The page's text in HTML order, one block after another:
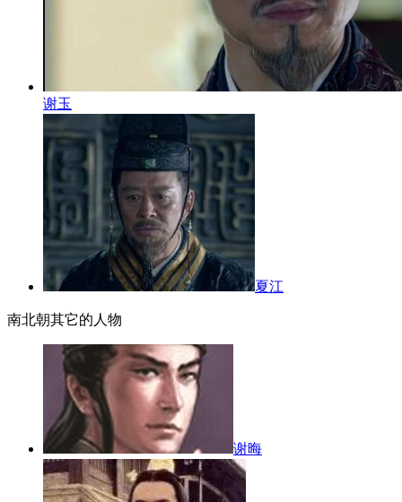
谢玉
夏江
南北朝其它的人物
谢晦